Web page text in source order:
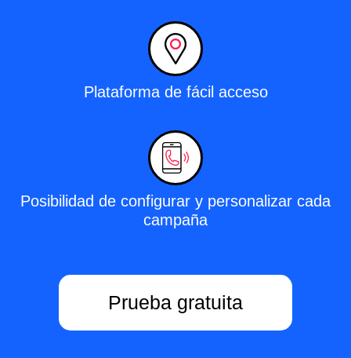
Plataforma de fácil acceso
Posibilidad de configurar y personalizar cada
campaña
Prueba gratuita